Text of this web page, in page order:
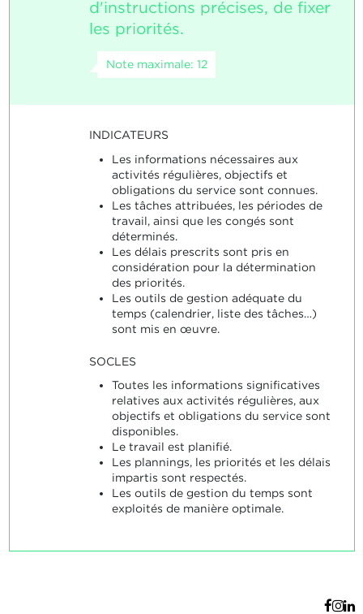
d'instructions précises, de fixer
les priorités.
Note maximale: 12
INDICATEURS
Les informations nécessaires aux
activités régulières, objectifs et
obligations du service sont connues.
Les tâches attribuées, les périodes de
travail, ainsi que les congés sont
déterminés.
Les délais prescrits sont pris en
considération pour la détermination
des priorités.
Les outils de gestion adéquate du
temps (calendrier, liste des tâches…)
sont mis en œuvre.
SOCLES
Toutes les informations significatives
relatives aux activités régulières, aux
objectifs et obligations du service sont
disponibles.
Le travail est planifié.
Les plannings, les priorités et les délais
impartis sont respectés.
Les outils de gestion du temps sont
exploités de manière optimale.